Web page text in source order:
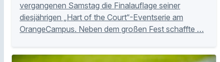
vergangenen Samstag die Finalauflage seiner
diesjährigen „Hart of the Court“-Eventserie am
OrangeCampus. Neben dem großen Fest schaffte …